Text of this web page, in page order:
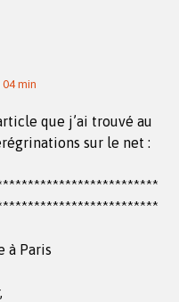
min
que j’ai trouvé au
sur le net :
à Paris